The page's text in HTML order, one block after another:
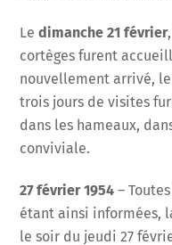
Ledimanche 21 février
cortèges furent
nouvellement arrivé, le
trois jours de visites
dans les hameaux,
conviviale.
27 février 1954 –
étant ainsi informées,
le soir du jeudi 27